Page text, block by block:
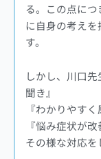
る。この点に
に自身の考え
す。
しかし、川口
聞き』
『わかりやす
『悩み症状が
その様な対応を